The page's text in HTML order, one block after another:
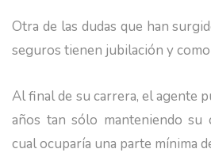
Otra de las dudas que han
seguros tienen jubilación y
Al final de su carrera, el agente
años tan sólo manteniendo su
cual ocuparía una parte mínima